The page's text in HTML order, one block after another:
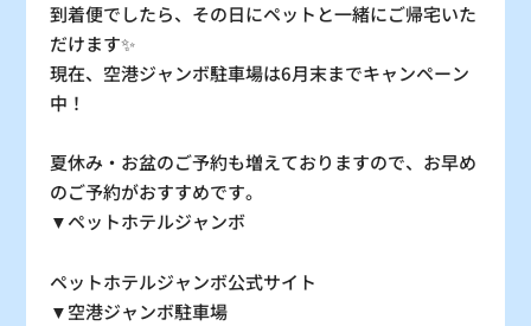
到着便でしたら、その日にペットと一緒にご帰宅いた
だけます✨
現在、空港ジャンボ駐車場は6月末までキャンペーン
中！
夏休み・お盆のご予約も増えておりますので、お早め
のご予約がおすすめです。
▼ペットホテルジャンボ
ペットホテルジャンボ公式サイト
▼空港ジャンボ駐車場